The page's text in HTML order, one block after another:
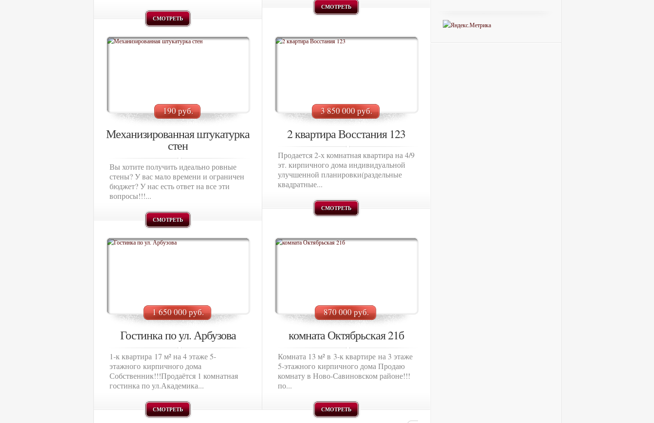
СМОТРЕТЬ
СМОТРЕТЬ
190 руб.
Механизированная штукатурка
стен
Вы хотите получить идеально ровные
стены? У вас мало времени и ограничен
бюджет? У нас есть ответ на все эти
вопросы!!!...
СМОТРЕТЬ
3 850 000 руб.
2 квартира Восстания 123
Продается 2-х комнатная квартира на 4/9
эт. кирпичного дома индивидуальной
улучшенной планировки(раздельные
квадратные...
СМОТРЕТЬ
1 650 000 руб.
Гостинка по ул. Арбузова
1-к квартира 17 м² на 4 этаже 5-
этажного кирпичного дома
Собственник!!!Продаётся 1 комнатная
гостинка по ул.Академика...
СМОТРЕТЬ
870 000 руб.
комната Октябрьская 21б
Комната 13 м² в 3-к квартире на 3 этаже
5-этажного кирпичного дома Продаю
комнату в Ново-Савиновском районе!!!
по...
СМОТРЕТЬ